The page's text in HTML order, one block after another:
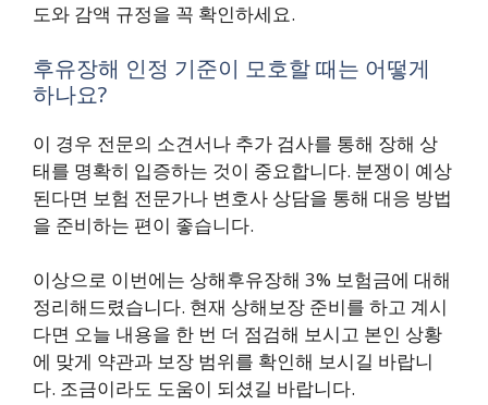
도와 감액 규정을 꼭 확인하세요.
후유장해 인정 기준이 모호할 때는 어떻게
하나요?
이 경우 전문의 소견서나 추가 검사를 통해 장해 상
태를 명확히 입증하는 것이 중요합니다. 분쟁이 예상
된다면 보험 전문가나 변호사 상담을 통해 대응 방법
을 준비하는 편이 좋습니다.
이상으로 이번에는 상해후유장해 3% 보험금에 대해
정리해드렸습니다. 현재 상해보장 준비를 하고 계시
다면 오늘 내용을 한 번 더 점검해 보시고 본인 상황
에 맞게 약관과 보장 범위를 확인해 보시길 바랍니
다. 조금이라도 도움이 되셨길 바랍니다.